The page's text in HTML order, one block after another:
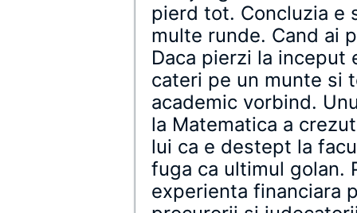
pierd tot. Concluzia e
multe runde. Cand ai
Daca pierzi la inceput
cateri pe un munte si
academic vorbind.
la Matematica a
lui ca e destept la
fuga ca ultimul golan.
experienta financiara